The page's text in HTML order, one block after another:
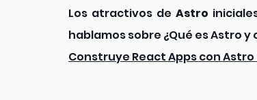
Los atractivos de Astro
Construye React Apps con